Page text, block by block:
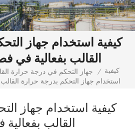
كيفية استخدام جهاز
القالب بفعالية
جهاز التحكم في درجة حرارة /
كيفية
استخدام جهاز التحكم بدرجة حرارة
كيفية استخدام جهاز
القالب